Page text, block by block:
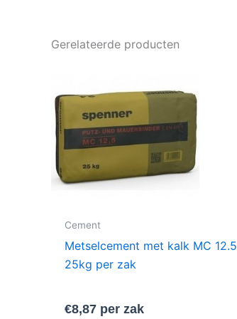
Gerelateerde producten
Cement
Metselcement met kalk MC 12.5
25kg per zak
€8,87 per zak